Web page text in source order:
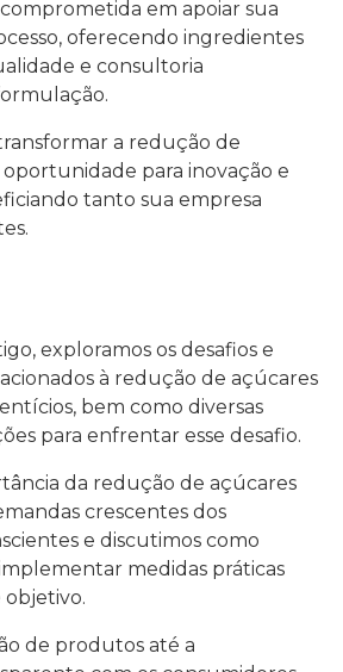
em apoiar sua
oferecendo ingredientes
e consultoria
a redução de
para inovação e
tanto sua empresa
exploramos os desafios e
à redução de açúcares
bem como diversas
para enfrentar esse desafio.
da redução de açúcares
crescentes dos
e discutimos como
medidas práticas
objetivo.
de produtos até a